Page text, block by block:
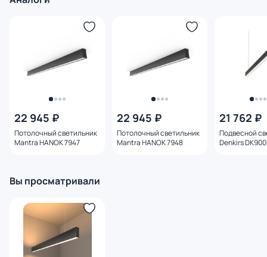
22 945 ₽
Потолочный светильник
Mantra HANOK 7947
22 945 ₽
Потолочный светильник
Mantra HANOK 7948
21 762 ₽
Подвесной
Denkirs
Вы просматривали